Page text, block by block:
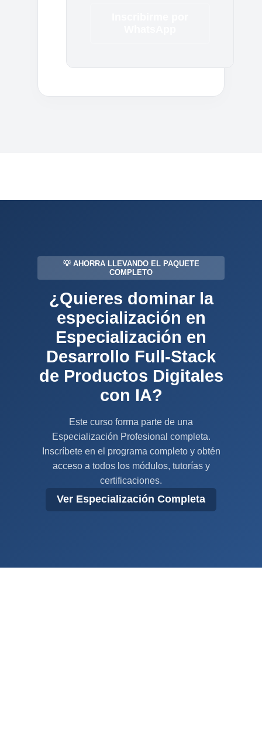
💡 AHORRA LLEVANDO EL PAQUETE
COMPLETO
¿Quieres dominar la
especialización en
Especialización en
Desarrollo Full-Stack
de Productos Digitales
con IA?
Este curso forma parte de una
Especialización Profesional completa.
Inscríbete en el programa completo y obtén
acceso a todos los módulos, tutorías y
certificaciones.
Ver Especialización Completa